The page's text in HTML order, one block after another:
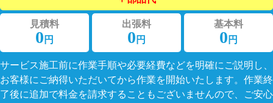
見積料
0 円
出張料
0 円
基本料
0 円
サービス施工前に作業手順や必要経費などを明確にご説明し、
お客様にご納得いただいてから作業を開始いたします。作業終
了後に追加で料金を請求することもございませんので、ご安心